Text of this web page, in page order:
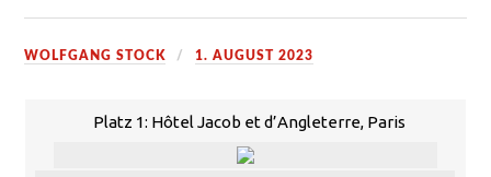
WOLFGANG STOCK 1. AUGUST 2023
Platz 1: Hôtel Jacob et d’Angleterre, Paris